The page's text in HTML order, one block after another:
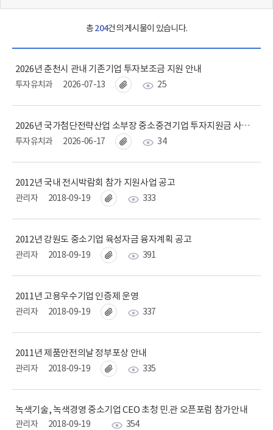
총204건의 게시물이 있습니다.
2026년 춘천시 관내 기존기업 투자보조금 지원 안내
투자유치과 2026-07-13 25
2026년 국가첨단전략산업 소부장 중소중견기업 투자지원금 사업시행 공고 알림
투자유치과 2026-06-17 34
2012년 국내 전시박람회 참가 지원사업 공고
관리자 2018-09-19 333
2012년 강원도 중소기업 육성자금 융자계획 공고
관리자 2018-09-19 391
2011년 고용우수기업 인증제 운영
관리자 2018-09-19 337
2011년 제품안전의날 정부포상 안내
관리자 2018-09-19 335
녹색기술, 녹색경영 중소기업 CEO 초청 민.관 오픈포럼 참가안내
관리자 2018-09-19 354